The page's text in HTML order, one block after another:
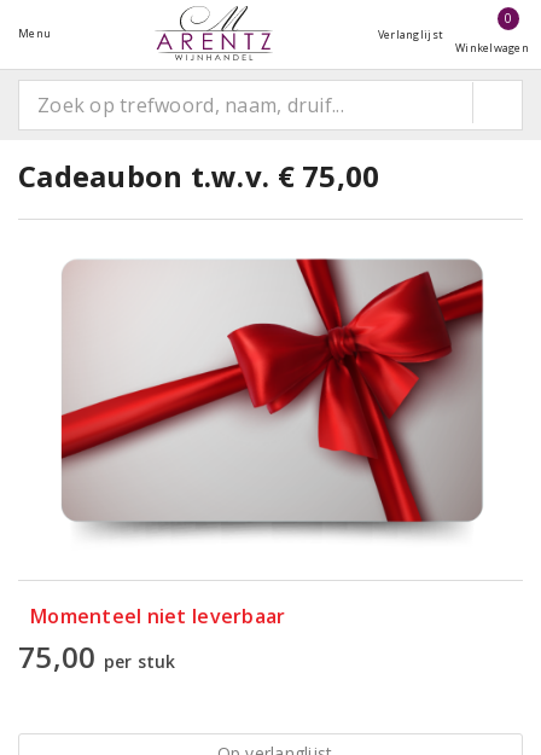
Menu Verlanglijst
0
Winkelwagen
Cadeaubon t.w.v. € 75,00
Momenteel niet leverbaar
75,00 per stuk